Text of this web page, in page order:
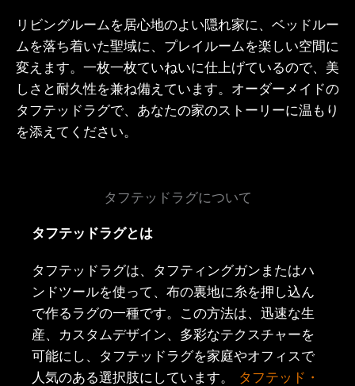
リビングルームを居心地のよい隠れ家に、ベッドルー
ムを落ち着いた聖域に、プレイルームを楽しい空間に
変えます。一枚一枚ていねいに仕上げているので、美
しさと耐久性を兼ね備えています。オーダーメイドの
タフテッドラグで、あなたの家のストーリーに温もり
を添えてください。
タフテッドラグについて
タフテッドラグとは
タフテッドラグは、タフティングガンまたはハ
ンドツールを使って、布の裏地に糸を押し込ん
で作るラグの一種です。この方法は、迅速な生
産、カスタムデザイン、多彩なテクスチャーを
可能にし、タフテッドラグを家庭やオフィスで
人気のある選択肢にしています。 タフテッド・